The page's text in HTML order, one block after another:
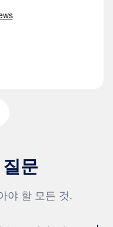
문
야 할 모든 것.